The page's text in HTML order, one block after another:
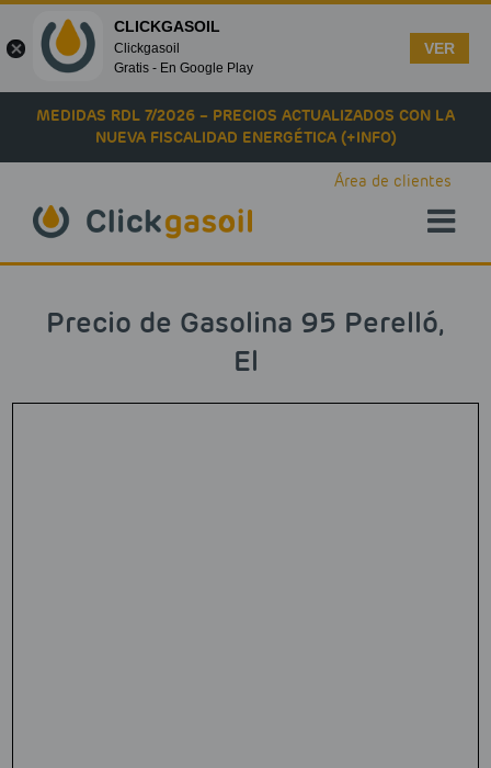
Skip to main content
MEDIDAS RDL 7/2026 – PRECIOS ACTUALIZADOS CON LA
NUEVA FISCALIDAD ENERGÉTICA (+INFO)
Área de clientes
Precio de Gasolina 95 Perelló,
El
CLICKGASOIL
Clickgasoil
Gratis - En Google Play
VER